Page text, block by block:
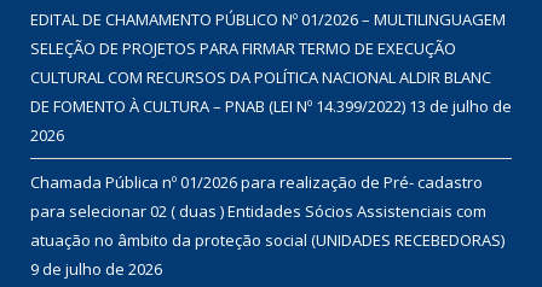
EDITAL DE CHAMAMENTO PÚBLICO Nº 01/2026 – MULTILINGUAGEM
SELEÇÃO DE PROJETOS PARA FIRMAR TERMO DE EXECUÇÃO
CULTURAL COM RECURSOS DA POLÍTICA NACIONAL ALDIR BLANC
DE FOMENTO À CULTURA – PNAB (LEI Nº 14.399/2022) 13 de julho de
2026
Chamada Pública nº 01/2026 para realização de Pré- cadastro
para selecionar 02 ( duas ) Entidades Sócios Assistenciais com
atuação no âmbito da proteção social (UNIDADES RECEBEDORAS)
9 de julho de 2026